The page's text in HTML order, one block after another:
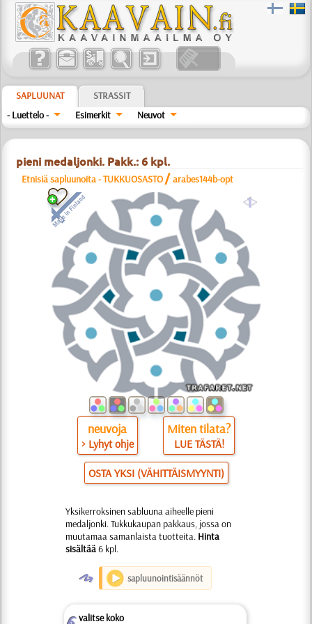
SAPLUUNAT
STRASSIT
- Luettelo -
Esimerkit Neuvot
pieni medaljonki. Pakk.: 6 kpl.
Etnisiä sapluunoita - TUKKUOSASTO /arabes144b-opt
a
neuvoja
> Lyhyt ohje
Miten tilata?
LUE TÄSTÄ!
OSTA YKSI (VÄHITTÄISMYYNTI)
Yksikerroksinen sabluuna aiheelle pieni
medaljonki. Tukkukaupan pakkaus, jossa on
muutamaa samanlaista tuotteita. Hinta
sisältää6 kpl.
O sapluunointisäännöt
valitse koko